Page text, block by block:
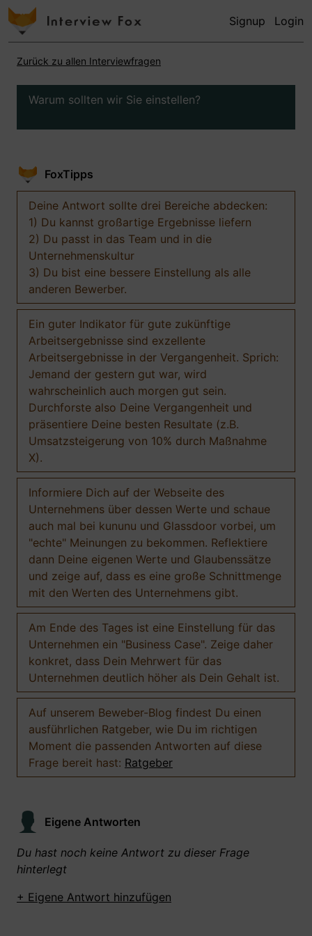
Signup Login
Zurück zu allen Interviewfragen
Warum sollten wir Sie einstellen?
FoxTipps
Deine Antwort sollte drei Bereiche abdecken:
1) Du kannst großartige Ergebnisse liefern
2) Du passt in das Team und in die
Unternehmenskultur
3) Du bist eine bessere Einstellung als alle
anderen Bewerber.
Ein guter Indikator für gute zukünftige
Arbeitsergebnisse sind exzellente
Arbeitsergebnisse in der Vergangenheit. Sprich:
Jemand der gestern gut war, wird
wahrscheinlich auch morgen gut sein.
Durchforste also Deine Vergangenheit und
präsentiere Deine besten Resultate (z.B.
Umsatzsteigerung von 10% durch Maßnahme
X).
Informiere Dich auf der Webseite des
Unternehmens über dessen Werte und schaue
auch mal bei kununu und Glassdoor vorbei, um
"echte" Meinungen zu bekommen. Reflektiere
dann Deine eigenen Werte und Glaubenssätze
und zeige auf, dass es eine große Schnittmenge
mit den Werten des Unternehmens gibt.
Am Ende des Tages ist eine Einstellung für das
Unternehmen ein "Business Case". Zeige daher
konkret, dass Dein Mehrwert für das
Unternehmen deutlich höher als Dein Gehalt ist.
Auf unserem Beweber-Blog findest Du einen
ausführlichen Ratgeber, wie Du im richtigen
Moment die passenden Antworten auf diese
Frage bereit hast: Ratgeber
Eigene Antworten
Du hast noch keine Antwort zu dieser Frage
hinterlegt
+ Eigene Antwort hinzufügen